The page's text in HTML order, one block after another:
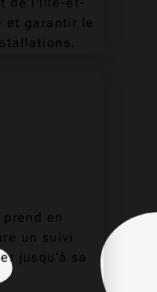
et garantir le
en
un suivi
jusqu’à sa